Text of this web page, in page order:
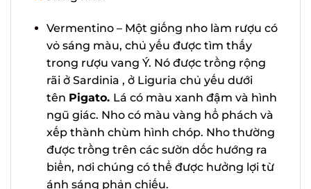
Vermentino – Một giống nho làm rượu
có vỏ sáng màu, chủ yếu được tìm thấy
trong rượu vang Ý. Nó được trồng rộng
rãi ở Sardinia , ở Liguria chủ yếu dưới
tênPigato.Lá có màu xanh đậm và
hình ngũ giác. Nho có màu vàng hổ
phách và xếp thành chùm hình
chóp. Nho thường được trồng trên các
sườn dốc hướng ra biển, nơi chúng có